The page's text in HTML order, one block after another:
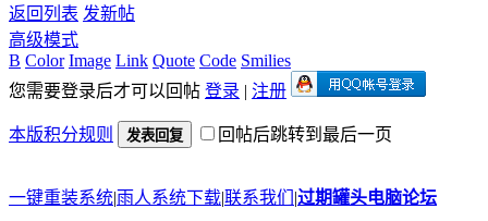
返回列表 发新帖
高级模式
B Color Image Link Quote Code Smilies
您需要登录后才可以回帖 登录 | 注册
本版积分规则 发表回复 回帖后跳转到最后一页
一键重装系统|雨人系统下载|联系我们 |过期罐头电脑论坛